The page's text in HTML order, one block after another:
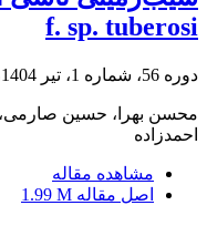
f. sp. tuberosi
دوره 56، شماره 1، تیر 1404، صفحه
محسن بهرا، حسین صارمی،
احمدزاده
مشاهده مقاله
اصل مقاله 1.99 M